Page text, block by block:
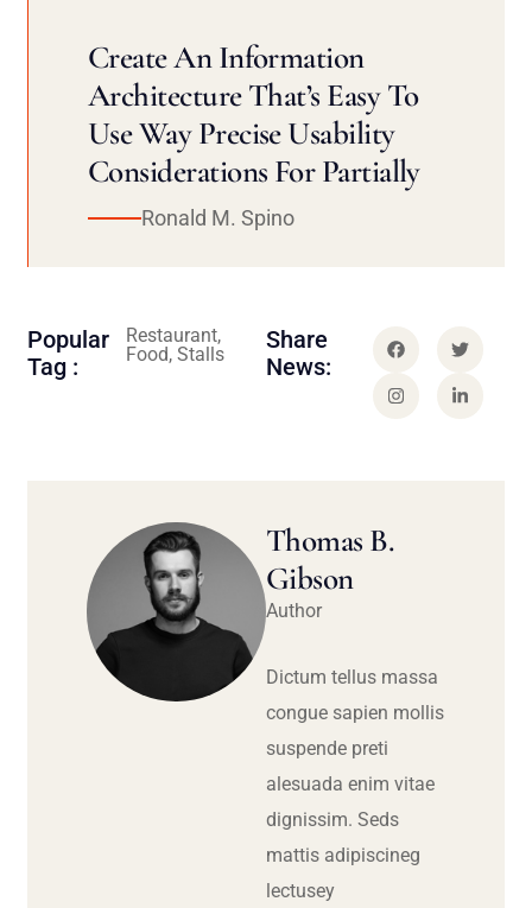
Create An Information
Architecture That’s Easy To
Use Way Precise Usability
Considerations For Partially
Ronald M. Spino
Popular
Tag :
Restaurant,
Food, Stalls
Share
News:
Thomas B.
Gibson
Author
Dictum tellus massa
congue sapien mollis
suspende preti
alesuada enim vitae
dignissim. Seds
mattis adipiscineg
lectusey